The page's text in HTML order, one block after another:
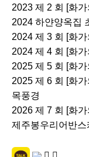
2023 제 2 회 [화
2024 하얀양옥집
2024 제 3 회 [화
2024 제 4 회 [화
2025 제 5 회 [화
2025 제 6 회 [화
목풍경
2026 제 7 회 [화
제주봉우리어반스